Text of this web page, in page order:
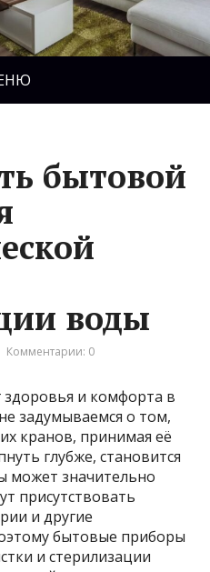
бытовой
воды
Комментарии: 0
здоровья и комфорта в
задумываемся о том,
кранов, принимая её
глубже, становится
может значительно
присутствовать
и другие
бытовые приборы
и стерилизации